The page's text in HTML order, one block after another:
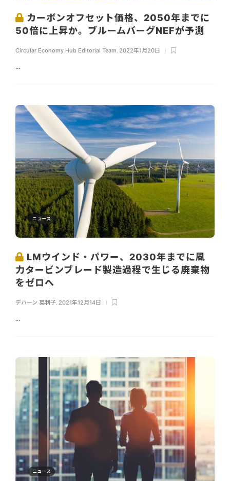
カーボンオフセット価格、2050年までに
50倍に上昇か。ブルームバーグNEFが予測
Circular Economy Hub Editorial Team 2022年1月20日
...
ニュース
LMウインド・パワー、2030年までに風
力タービンブレード製造過程で生じる廃棄物
をゼロへ
デハーン 英利子, 2021年12月14日
...
ニュース